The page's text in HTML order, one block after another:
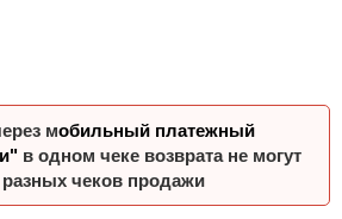
мобильный платежный
в одном чеке возврата не могут
чеков продажи